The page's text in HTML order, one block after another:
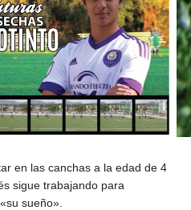
en las canchas a la edad de 4
sigue trabajando para
sueño».